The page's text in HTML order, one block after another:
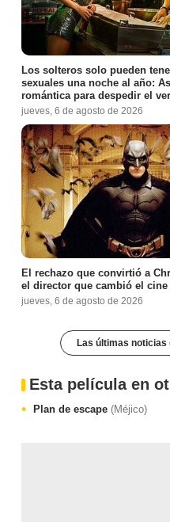
Los solteros solo pueden
sexuales una noche al año:
romántica para despedir el
jueves, 6 de agosto de 2026
El rechazo que convirtió a
el director que cambió el cine
jueves, 6 de agosto de 2026
Las últimas noticias
Esta película en
Plan de escape (Méjico)